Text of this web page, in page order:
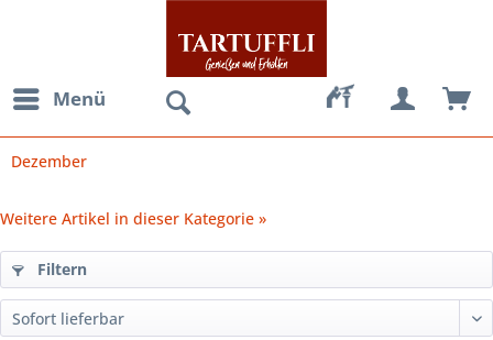
Menü
Dezember
Weitere Artikel in dieser Kategorie »
Filtern